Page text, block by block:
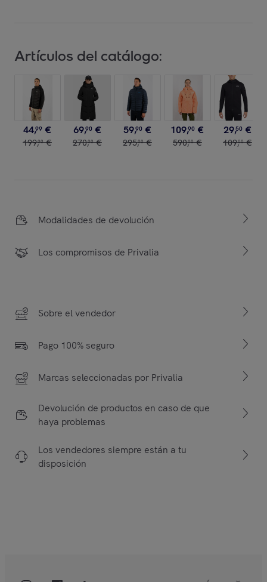
Artículos del catálogo:
44,99 €
199,00 €
69,90 €
270,00 €
59,90 €
295,00 €
109,90 €
590,00 €
29,50 €
109,00 €
Modalidades de devolución
Los compromisos de Privalia
Sobre el vendedor
Pago 100% seguro
Marcas seleccionadas por Privalia
Devolución de productos en caso de que
haya problemas
Los vendedores siempre están a tu
disposición